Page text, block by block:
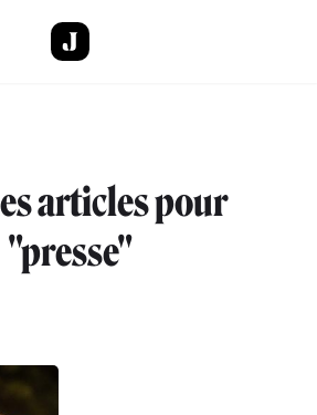
articles pour
"presse"